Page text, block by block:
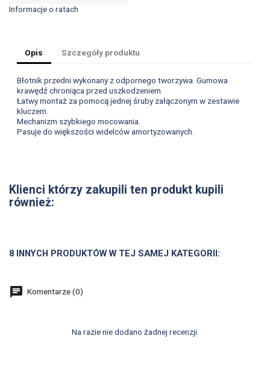
Informacje o ratach
Opis Szczegóły produktu
Błotnik przedni wykonany z odpornego tworzywa. Gumowa
krawędź chroniąca przed uszkodzeniem.
Łatwy montaż za pomocą jednej śruby załączonym w zestawie
kluczem.
Mechanizm szybkiego mocowania.
Pasuje do większości widelców amortyzowanych.
Klienci którzy zakupili ten produkt kupili
również:
8 INNYCH PRODUKTÓW W TEJ SAMEJ KATEGORII:
Komentarze (0)
Na razie nie dodano żadnej recenzji.